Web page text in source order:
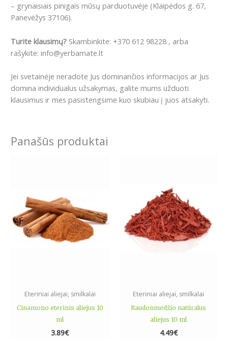
– grynaisiais pinigais mūsų parduotuvėje (Klaipėdos g. 67,
Panevėžys 37106).
Turite klausimų? Skambinkite: +370 612 98228 , arba
rašykite: info@yerbamate.lt
Jei svetainėje neradote Jus dominančios informacijos ar Jus
domina individualus užsakymas, galite mums užduoti
klausimus ir mes pasistengsime kuo skubiau į juos atsakyti.
Panašūs produktai
Eteriniai aliejai, smilkalai
Cinamono eterinis aliejus 10
ml
3.89€
Eteriniai aliejai, smilkalai
Raudonmedžio natūralus
aliejus 10 ml
4.49€